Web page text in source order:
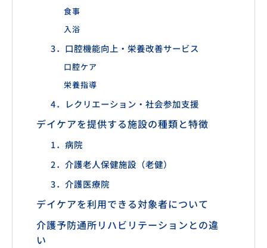
食事
入浴
3．口腔機能向上・栄養改善サービス
口腔ケア
栄養指導
4．レクリエーション・社会参加支援
デイケアを提供する施設の種類と特徴
1．病院
2．介護老人保健施設（老健）
3．介護医療院
デイケアを利用できる対象者について
介護予防通所リハビリテーションとの違
い